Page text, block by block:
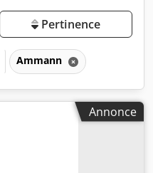
Pertinence
Ammann
Annonce